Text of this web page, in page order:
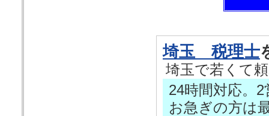
埼玉 税理士
埼玉で若くて
24時間対応。
お急ぎの方は